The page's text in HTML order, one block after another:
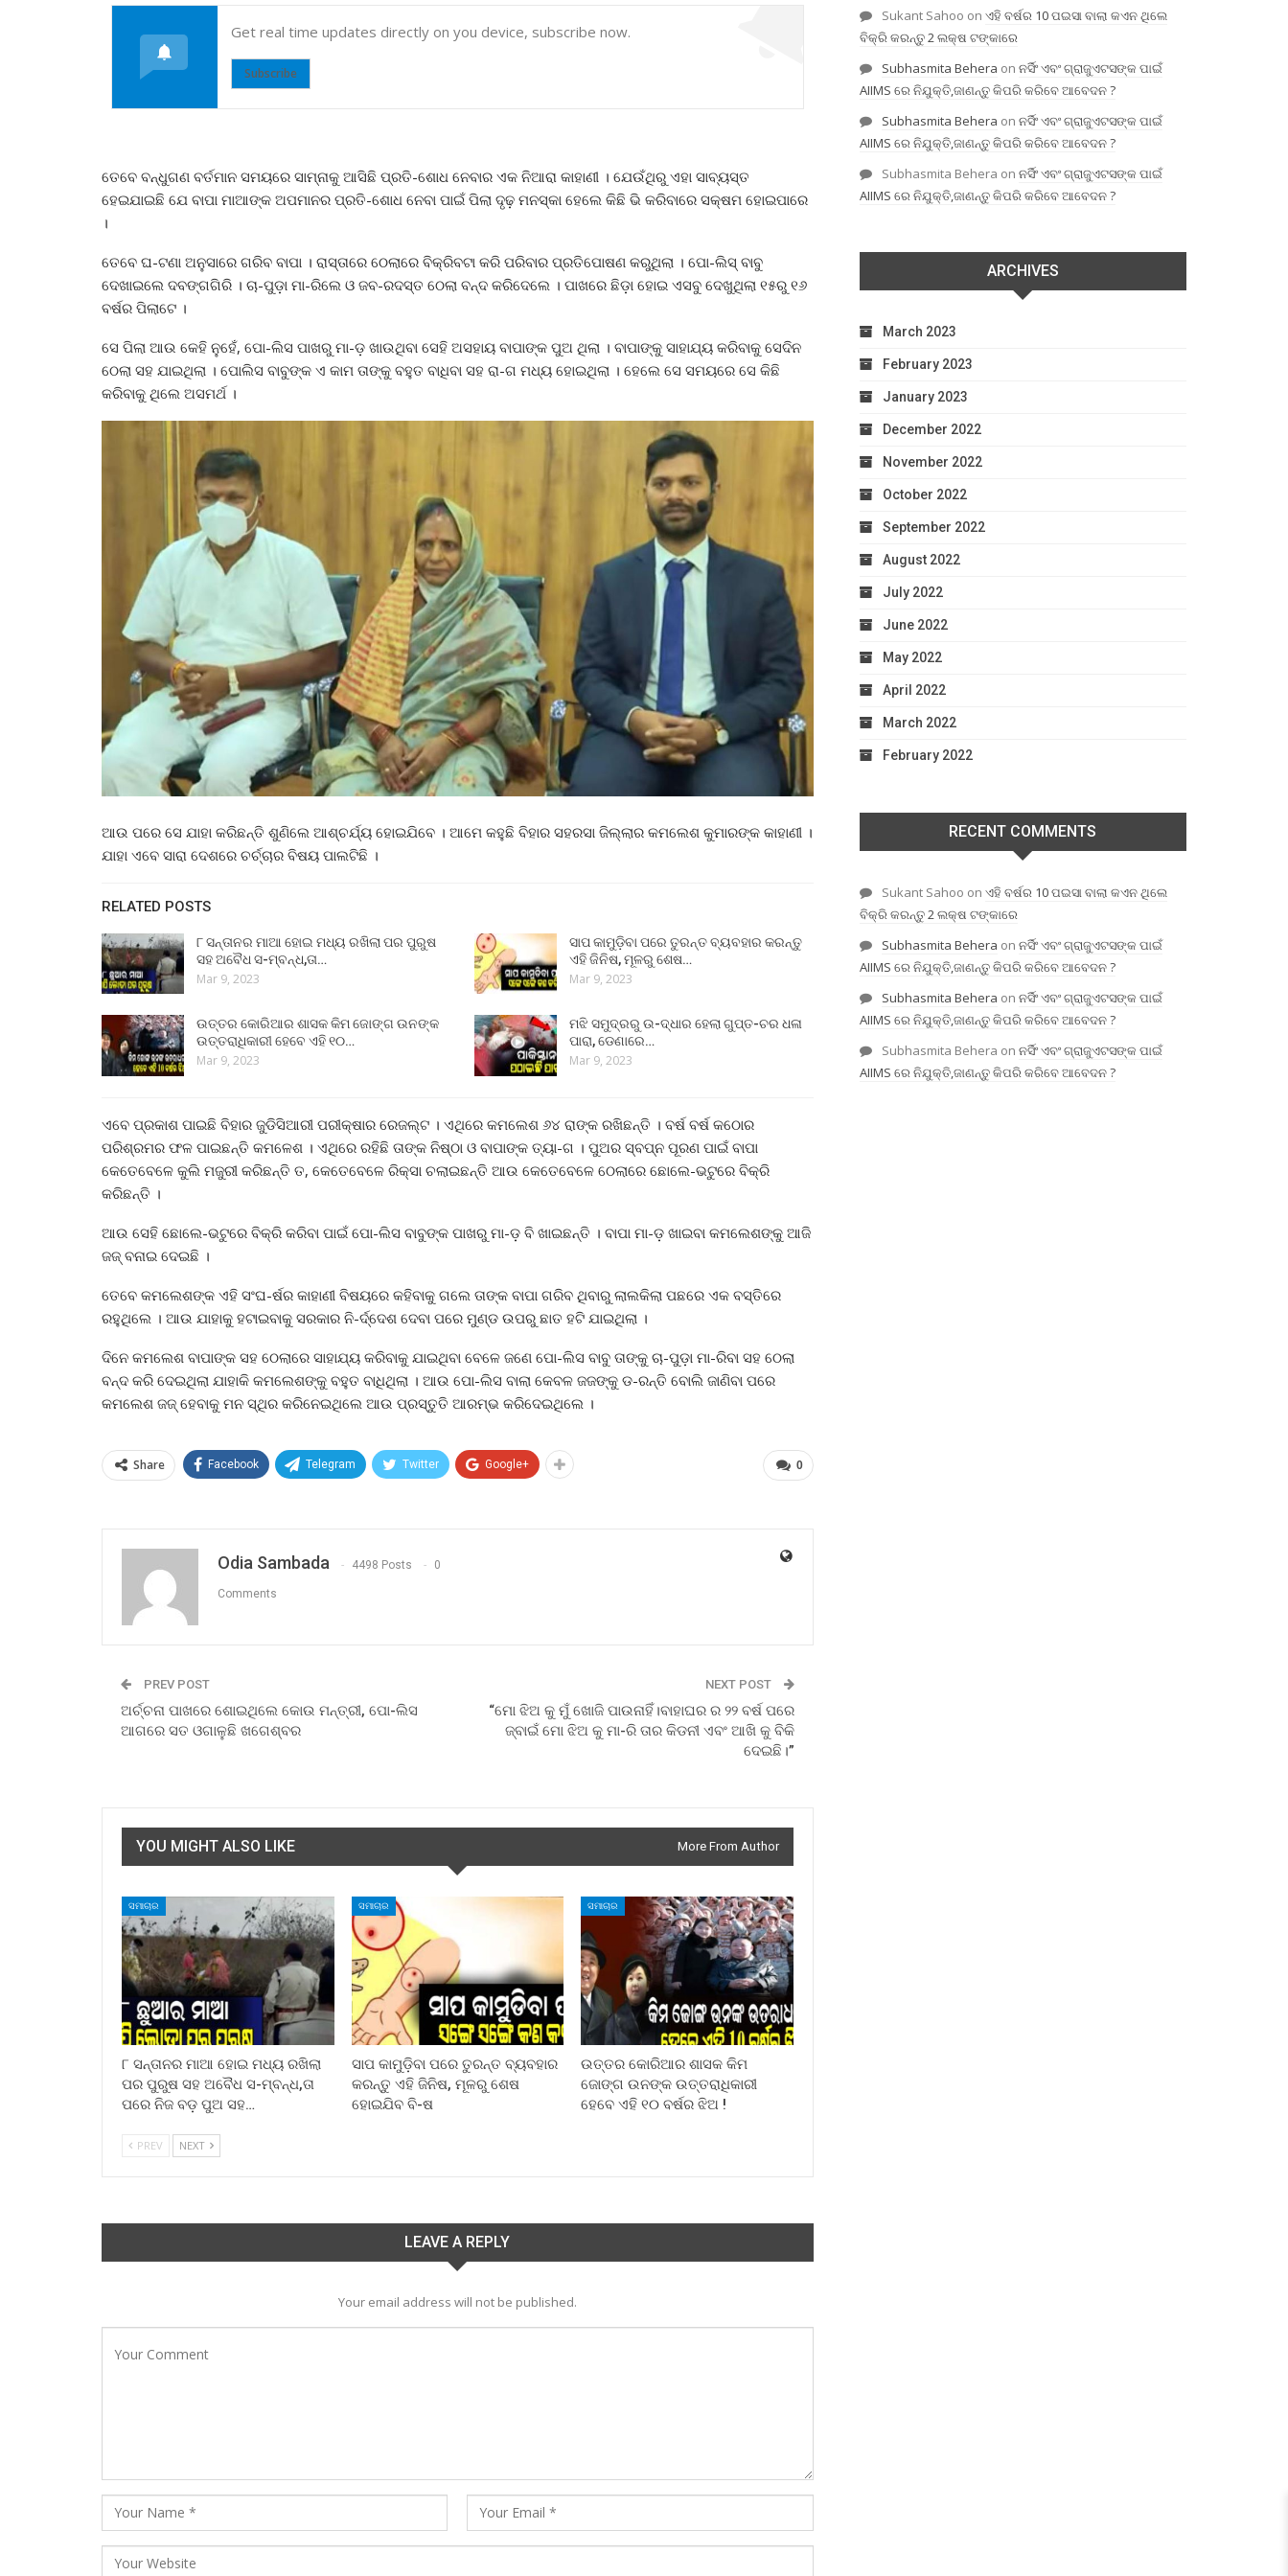
Get real time updates directly on you device, subscribe now.
Subscribe
ତେବେ ବନ୍ଧୁଗଣ ବର୍ତମାନ ସମୟରେ ସାମ୍ନାକୁ ଆସିଛି ପ୍ରତି-ଶୋଧ ନେବାର ଏକ ନିଆରା କାହାଣୀ । ଯେଉଁଥିରୁ ଏହା ସାବ୍ୟସ୍ତ
ହେଇଯାଇଛି ଯେ ବାପା ମାଆଙ୍କ ଅପମାନର ପ୍ରତି-ଶୋଧ ନେବା ପାଇଁ ପିଲା ଦୃଢ଼ ମନସ୍କା ହେଲେ କିଛି ଭି କରିବାରେ ସକ୍ଷମ ହୋଇପାରେ
।
ତେବେ ଘ-ଟଣା ଅନୁସାରେ ଗରିବ ବାପା । ରାସ୍ତାରେ ଠେଲାରେ ବିକ୍ରିବଟା କରି ପରିବାର ପ୍ରତିପୋଷଣ କରୁଥିଲା । ପୋ-ଲିସ୍ ବାବୁ
ଦେଖାଇଲେ ଦବଙ୍ଗଗିରି । ଚା-ପୁଡ଼ା ମା-ରିଲେ ଓ ଜବ-ରଦସ୍ତ ଠେଲା ବନ୍ଦ କରିଦେଲେ । ପାଖରେ ଛିଡ଼ା ହୋଇ ଏସବୁ ଦେଖୁଥିଲା ୧୫ରୁ ୧୬
ବର୍ଷର ପିଲାଟେ ।
ସେ ପିଲା ଆଉ କେହି ନୁହେଁ, ପୋ-ଲିସ ପାଖରୁ ମା-ଡ଼ ଖାଉଥିବା ସେହି ଅସହାୟ ବାପାଙ୍କ ପୁଅ ଥିଲା । ବାପାଙ୍କୁ ସାହାଯ୍ୟ କରିବାକୁ ସେଦିନ
ଠେଲା ସହ ଯାଇଥିଲା । ପୋଲିସ ବାବୁଙ୍କ ଏ କାମ ତାଙ୍କୁ ବହୁତ ବାଧିବା ସହ ରା-ଗ ମଧ୍ୟ ହୋଇଥିଲା । ହେଲେ ସେ ସମୟରେ ସେ କିଛି
କରିବାକୁ ଥିଲେ ଅସମର୍ଥ ।
ଆଉ ପରେ ସେ ଯାହା କରିଛନ୍ତି ଶୁଣିଲେ ଆଶ୍ଚର୍ଯ୍ୟ ହୋଇଯିବେ । ଆମେ କହୁଛି ବିହାର ସହରସା ଜିଲ୍ଲାର କମଲେଶ କୁମାରଙ୍କ କାହାଣୀ ।
ଯାହା ଏବେ ସାରା ଦେଶରେ ଚର୍ଚ୍ଚାର ବିଷୟ ପାଲଟିଛି ।
RELATED POSTS
୮ ସନ୍ତାନର ମାଆ ହୋଇ ମଧ୍ୟ ରଖିଲା ପର ପୁରୁଷ
ସହ ଅବୈଧ ସ-ମ୍ବନ୍ଧ,ତା…
Mar 9, 2023
ସାପ କାମୁଡ଼ିବା ପରେ ତୁରନ୍ତ ବ୍ୟବହାର କରନ୍ତୁ
ଏହି ଜିନିଷ, ମୂଳରୁ ଶେଷ…
Mar 9, 2023
ଉତ୍ତର କୋରିଆର ଶାସକ କିମ ଜୋଙ୍ଗ ଉନଙ୍କ
ଉତ୍ତରାଧିକାରୀ ହେବେ ଏହି ୧୦…
Mar 9, 2023
ମଝି ସମୁଦ୍ରରୁ ଉ-ଦ୍ଧାର ହେଲା ଗୁପ୍ତ-ଚର ଧଳା
ପାରା, ଡେଣାରେ…
Mar 9, 2023
ଏବେ ପ୍ରକାଶ ପାଇଛି ବିହାର ଜୁଡିସିଆରୀ ପରୀକ୍ଷାର ରେଜଲ୍ଟ । ଏଥିରେ କମଲେଶ ୬୪ ରାଙ୍କ ରଖିଛନ୍ତି । ବର୍ଷ ବର୍ଷ କଠୋର
ପରିଶ୍ରମର ଫଳ ପାଇଛନ୍ତି କମଳେଶ । ଏଥିରେ ରହିଛି ତାଙ୍କ ନିଷ୍ଠା ଓ ବାପାଙ୍କ ତ୍ୟା-ଗ । ପୁଅର ସ୍ବପ୍ନ ପୂରଣ ପାଇଁ ବାପା
କେତେବେଳେ କୁଲି ମଜୁରୀ କରିଛନ୍ତି ତ, କେତେବେଳେ ରିକ୍ସା ଚଲାଇଛନ୍ତି ଆଉ କେତେବେଳେ ଠେଲାରେ ଛୋଲେ-ଭଟୁରେ ବିକ୍ରି
କରିଛନ୍ତି ।
ଆଉ ସେହି ଛୋଲେ-ଭଟୁରେ ବିକ୍ରି କରିବା ପାଇଁ ପୋ-ଲିସ ବାବୁଙ୍କ ପାଖରୁ ମା-ଡ଼ ବି ଖାଇଛନ୍ତି । ବାପା ମା-ଡ଼ ଖାଇବା କମଲେଶଙ୍କୁ ଆଜି
ଜଜ୍ ବନାଇ ଦେଇଛି ।
ତେବେ କମଲେଶଙ୍କ ଏହି ସଂଘ-ର୍ଷର କାହାଣୀ ବିଷୟରେ କହିବାକୁ ଗଲେ ତାଙ୍କ ବାପା ଗରିବ ଥିବାରୁ ଲାଲକିଲା ପଛରେ ଏକ ବସ୍ତିରେ
ରହୁଥିଲେ । ଆଉ ଯାହାକୁ ହଟାଇବାକୁ ସରକାର ନି-ର୍ଦ୍ଦେଶ ଦେବା ପରେ ମୁଣ୍ଡ ଉପରୁ ଛାତ ହଟି ଯାଇଥିଲା ।
ଦିନେ କମଲେଶ ବାପାଙ୍କ ସହ ଠେଲାରେ ସାହାଯ୍ୟ କରିବାକୁ ଯାଇଥିବା ବେଳେ ଜଣେ ପୋ-ଲିସ ବାବୁ ତାଙ୍କୁ ଚା-ପୁଡ଼ା ମା-ରିବା ସହ ଠେଲା
ବନ୍ଦ କରି ଦେଇଥିଲା ଯାହାକି କମଲେଶଙ୍କୁ ବହୁତ ବାଧିଥିଲା । ଆଉ ପୋ-ଲିସ ବାଲା କେବଳ ଜଜଙ୍କୁ ଡ-ରନ୍ତି ବୋଲି ଜାଣିବା ପରେ
କମଲେଶ ଜଜ୍ ହେବାକୁ ମନ ସ୍ଥିର କରିନେଇଥିଲେ ଆଉ ପ୍ରସ୍ତୁତି ଆରମ୍ଭ କରିଦେଇଥିଲେ ।
0
Share Facebook Telegram Twitter Google+
Odia Sambada 4498 Posts 0
Comments
PREV POST
ଅର୍ଚ୍ଚନା ପାଖରେ ଶୋଇଥିଲେ କୋଉ ମନ୍ତ୍ରୀ, ପୋ-ଲିସ
ଆଗରେ ସତ ଓଗାଳୁଛି ଖଗେଶ୍ବର
NEXT POST
“ମୋ ଝିଅ କୁ ମୁଁ ଖୋଜି ପାଉନାହିଁ।ବାହାଘର ର ୨୨ ବର୍ଷ ପରେ
ଜ୍ବାଇଁ ମୋ ଝିଅ କୁ ମା-ରି ତାର କିଡନୀ ଏବଂ ଆଖି କୁ ବିକି
ଦେଇଛି।”
YOU MIGHT ALSO LIKE More From Author
ସମାଚାର
୮ ସନ୍ତାନର ମାଆ ହୋଇ ମଧ୍ୟ ରଖିଲା
ପର ପୁରୁଷ ସହ ଅବୈଧ ସ-ମ୍ବନ୍ଧ,ତା
ପରେ ନିଜ ବଡ଼ ପୁଅ ସହ…
ସମାଚାର
ସାପ କାମୁଡ଼ିବା ପରେ ତୁରନ୍ତ ବ୍ୟବହାର
କରନ୍ତୁ ଏହି ଜିନିଷ, ମୂଳରୁ ଶେଷ
ହୋଇଯିବ ବି-ଷ
ସମାଚାର
ଉତ୍ତର କୋରିଆର ଶାସକ କିମ
ଜୋଙ୍ଗ ଉନଙ୍କ ଉତ୍ତରାଧିକାରୀ
ହେବେ ଏହି ୧୦ ବର୍ଷର ଝିଅ !
PREV NEXT
LEAVE A REPLY
Your email address will not be published.
Sukant Sahoo on ଏହି ବର୍ଷର 10 ପଇସା ବାଲା କଏନ ଥିଲେ
ବିକ୍ରି କରନ୍ତୁ 2 ଲକ୍ଷ ଟଙ୍କାରେ
Subhasmita Behera on ନର୍ସିଂ ଏବଂ ଗ୍ରାଜୁଏଟସଙ୍କ ପାଇଁ
AIIMS ରେ ନିଯୁକ୍ତି,ଜାଣନ୍ତୁ କିପରି କରିବେ ଆବେଦନ ?
Subhasmita Behera on ନର୍ସିଂ ଏବଂ ଗ୍ରାଜୁଏଟସଙ୍କ ପାଇଁ
AIIMS ରେ ନିଯୁକ୍ତି,ଜାଣନ୍ତୁ କିପରି କରିବେ ଆବେଦନ ?
Subhasmita Behera on ନର୍ସିଂ ଏବଂ ଗ୍ରାଜୁଏଟସଙ୍କ ପାଇଁ
AIIMS ରେ ନିଯୁକ୍ତି,ଜାଣନ୍ତୁ କିପରି କରିବେ ଆବେଦନ ?
ARCHIVES
March 2023
February 2023
January 2023
December 2022
November 2022
October 2022
September 2022
August 2022
July 2022
June 2022
May 2022
April 2022
March 2022
February 2022
RECENT COMMENTS
Sukant Sahoo on ଏହି ବର୍ଷର 10 ପଇସା ବାଲା କଏନ ଥିଲେ
ବିକ୍ରି କରନ୍ତୁ 2 ଲକ୍ଷ ଟଙ୍କାରେ
Subhasmita Behera on ନର୍ସିଂ ଏବଂ ଗ୍ରାଜୁଏଟସଙ୍କ ପାଇଁ
AIIMS ରେ ନିଯୁକ୍ତି,ଜାଣନ୍ତୁ କିପରି କରିବେ ଆବେଦନ ?
Subhasmita Behera on ନର୍ସିଂ ଏବଂ ଗ୍ରାଜୁଏଟସଙ୍କ ପାଇଁ
AIIMS ରେ ନିଯୁକ୍ତି,ଜାଣନ୍ତୁ କିପରି କରିବେ ଆବେଦନ ?
Subhasmita Behera on ନର୍ସିଂ ଏବଂ ଗ୍ରାଜୁଏଟସଙ୍କ ପାଇଁ
AIIMS ରେ ନିଯୁକ୍ତି,ଜାଣନ୍ତୁ କିପରି କରିବେ ଆବେଦନ ?